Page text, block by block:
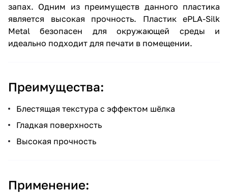
запах. Одним из преимуществ данного пластика
является высокая прочность. Пластик ePLA-Silk
Metal безопасен для окружающей среды и
идеально подходит для печати в помещении.
Преимущества:
Блестящая текстура с эффектом шёлка
Гладкая поверхность
Высокая прочность
Применение: